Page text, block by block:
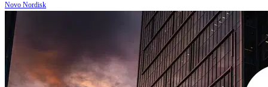
Novo Nordisk